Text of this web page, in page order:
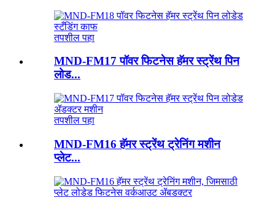
तपशील पहा
MND-FM17 पॉवर फिटनेस हॅमर स्ट्रेंथ पिन
लोड...
तपशील पहा
MND-FM16 हॅमर स्ट्रेंथ ट्रेनिंग मशीन
प्लेट...